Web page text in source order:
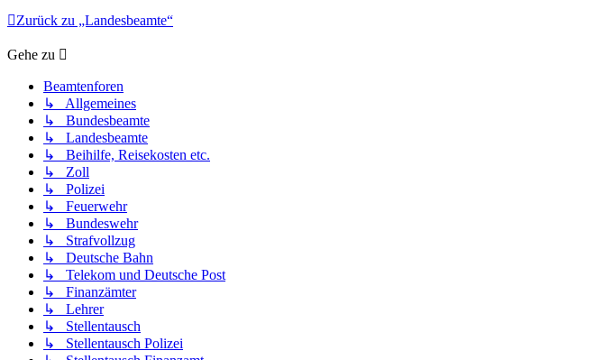
Zurück zu „Landesbeamte“
Gehe zu
Beamtenforen
↳ Allgemeines
↳ Bundesbeamte
↳ Landesbeamte
↳ Beihilfe, Reisekosten etc.
↳ Zoll
↳ Polizei
↳ Feuerwehr
↳ Bundeswehr
↳ Strafvollzug
↳ Deutsche Bahn
↳ Telekom und Deutsche Post
↳ Finanzämter
↳ Lehrer
↳ Stellentausch
↳ Stellentausch Polizei